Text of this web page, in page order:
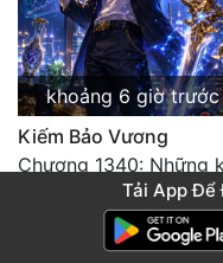
khoảng 6 giờ trước
Kiếm Bảo Vương
Tải App Để